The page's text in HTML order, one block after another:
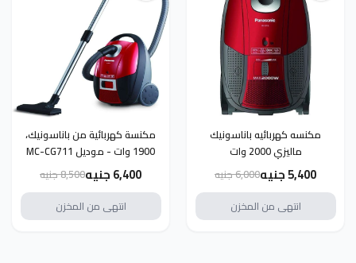
مكنسه كهربائيه باناسونيك
ماليزي 2000 وات
5,400 جنيه
6,000 جنيه
انتهى من المخزن
مكنسة كهربائية من باناسونيك،
1900 وات - موديل MC-CG711
6,400 جنيه
8,500 جنيه
انتهى من المخزن